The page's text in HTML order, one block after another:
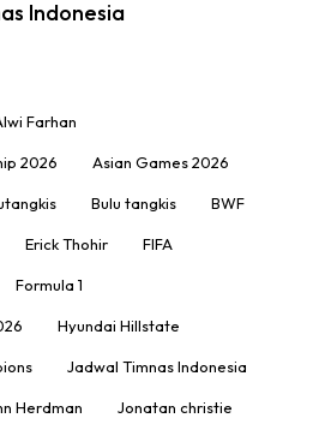
Indonesia
Farhan
2026 Asian Games 2026
Bulu tangkis BWF
Erick Thohir FIFA
Formula 1
Hyundai Hillstate
Jadwal Timnas Indonesia
Herdman Jonatan christie